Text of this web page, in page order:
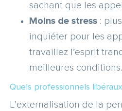
sachant que les
Moins de stress :
inquiéter pour les
travaillez l’esprit
meilleures conditions.
Quels professionnels
L’externalisation de la